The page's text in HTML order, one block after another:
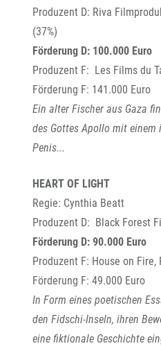
Produzent D: Riva
(37%)
Förderung D: 100.000 Euro
Produzent F: Les Films du
Förderung F: 141.000 Euro
Ein alter Fischer aus Gaza
des Gottes Apollo mit einem
Penis...
HEART OF LIGHT
Regie: Cynthia Beatt
Produzent D: Black Forest
Förderung D: 90.000 Euro
Produzent F: House on Fire,
Förderung F: 49.000 Euro
In Form eines poetischen
den Fidschi-Inseln, ihren
eine fiktionale Geschichte